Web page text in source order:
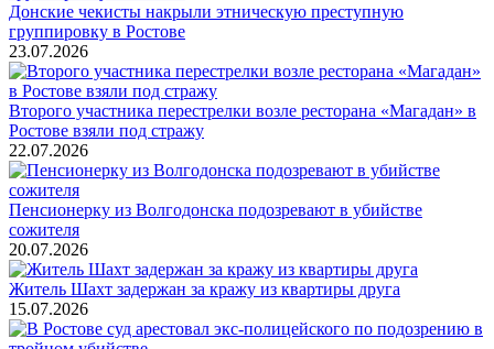
Донские чекисты накрыли этническую преступную
группировку в Ростове
23.07.2026
Второго участника перестрелки возле ресторана «Магадан» в
Ростове взяли под стражу
22.07.2026
Пенсионерку из Волгодонска подозревают в убийстве
сожителя
20.07.2026
Житель Шахт задержан за кражу из квартиры друга
15.07.2026